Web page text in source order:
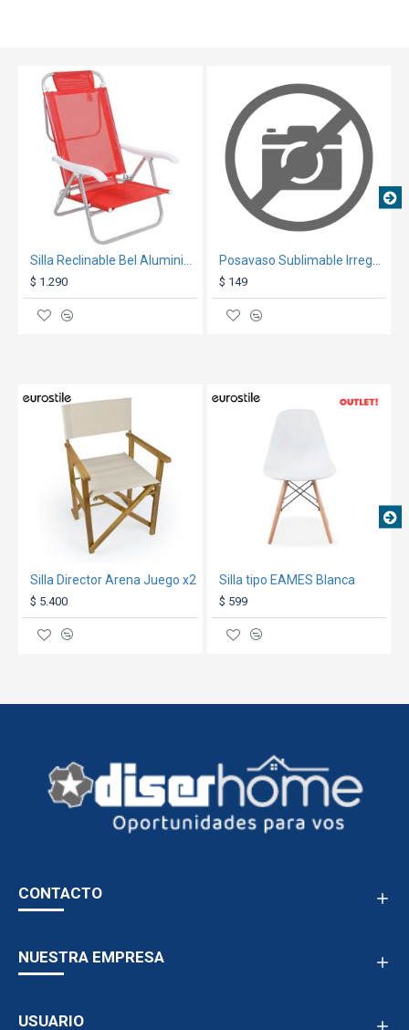
$ 1.290 $ 149
TEXTTRANSPARENTE
Silla Director Arena Juego x2
$ 5.400
TEXTTRANSPARENTE
OUT
Silla tipo EAMES Blanca
$ 599
CONTACTO
NUESTRA EMPRESA
USUARIO